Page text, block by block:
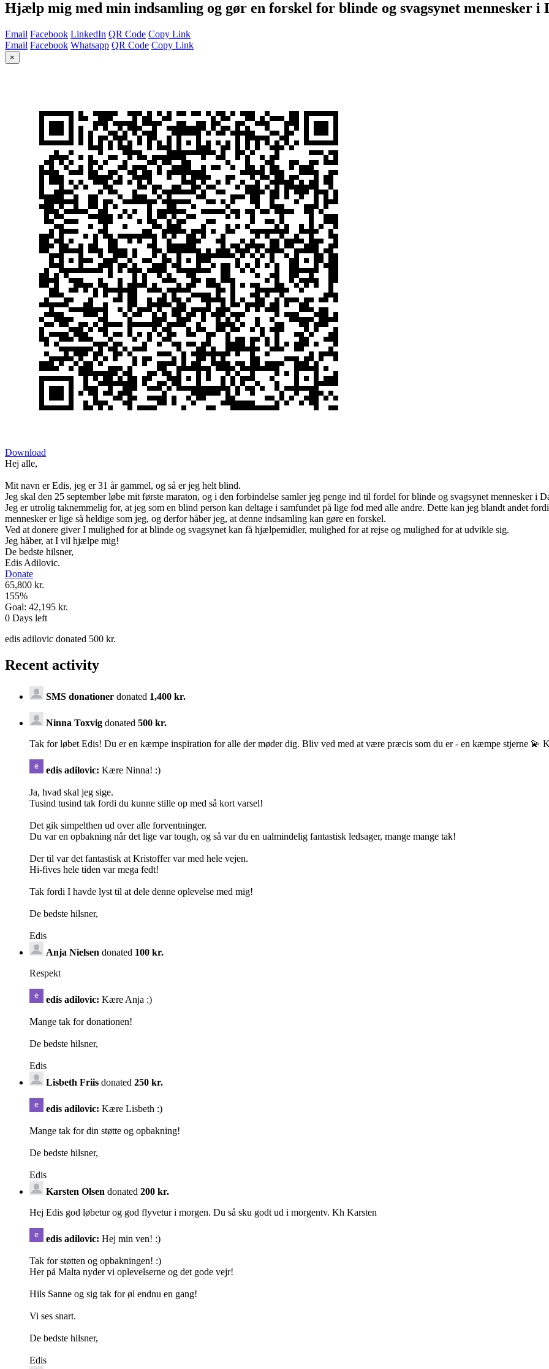
Hjælp mig med min indsamling og gør en forskel for blinde og svagsynet mennesker i
Email Facebook LinkedIn QR Code Copy Link
Email Facebook Whatsapp QR Code Copy Link
×
Download
Hej alle,
Mit navn er Edis, jeg er 31 år gammel, og så er jeg helt blind.
Jeg skal den 25 september løbe mit første maraton, og i den forbindelse samler jeg penge ind til fordel for blinde og svagsynet mennesker i
Jeg er utrolig taknemmelig for, at jeg som en blind person kan deltage i samfundet på lige fod med alle andre. Dette kan jeg blandt andet
mennesker er lige så heldige som jeg, og derfor håber jeg, at denne indsamling kan gøre en forskel.
Ved at donere giver I mulighed for at blinde og svagsynet kan få hjælpemidler, mulighed for at rejse og mulighed for at udvikle sig.
Jeg håber, at I vil hjælpe mig!
De bedste hilsner,
Edis Adilovic.
Donate
65,800 kr.
155%
Goal: 42,195 kr.
0 Days left
edis adilovic donated 500 kr.
Recent activity
SMS donationer donated 1,400 kr.
Ninna Toxvig donated 500 kr.
Tak for løbet Edis! Du er en kæmpe inspiration for alle der møder dig. Bliv ved med at være præcis som du er - en kæmpe stjerne 💫
edis adilovic: Kære Ninna! :)
Ja, hvad skal jeg sige.
Tusind tusind tak fordi du kunne stille op med så kort varsel!
Det gik simpelthen ud over alle forventninger.
Du var en opbakning når det lige var tough, og så var du en ualmindelig fantastisk ledsager, mange mange tak!
Der til var det fantastisk at Kristoffer var med hele vejen.
Hi-fives hele tiden var mega fedt!
Tak fordi I havde lyst til at dele denne oplevelse med mig!
De bedste hilsner,
Edis
Anja Nielsen donated 100 kr.
Respekt
edis adilovic: Kære Anja :)
Mange tak for donationen!
De bedste hilsner,
Edis
Lisbeth Friis donated 250 kr.
edis adilovic: Kære Lisbeth :)
Mange tak for din støtte og opbakning!
De bedste hilsner,
Edis
Karsten Olsen donated 200 kr.
Hej Edis god løbetur og god flyvetur i morgen. Du så sku godt ud i morgentv. Kh Karsten
edis adilovic: Hej min ven! :)
Tak for støtten og opbakningen! :)
Her på Malta nyder vi oplevelserne og det gode vejr!
Hils Sanne og sig tak for øl endnu en gang!
Vi ses snart.
De bedste hilsner,
Edis